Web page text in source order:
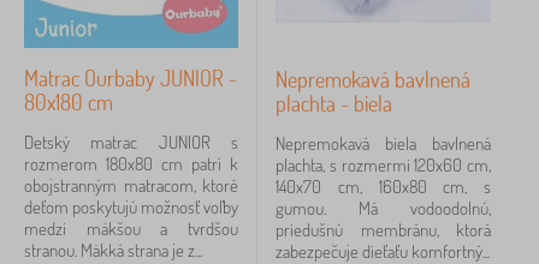
Matrac Ourbaby JUNIOR -
80x180 cm
Detský matrac JUNIOR s
rozmerom 180x80 cm patrí k
obojstranným matracom, ktoré
deťom poskytujú možnosť voľby
medzi mäkšou a tvrdšou
stranou. Mäkká strana je z...
Nepremokavá bavlnená
plachta - biela
Nepremokavá biela bavlnená
plachta, s rozmermi 120x60 cm,
140x70 cm, 160x80 cm, s
gumou. Má vodoodolnú,
priedušnú membránu, ktorá
zabezpečuje dieťaťu komfortný...